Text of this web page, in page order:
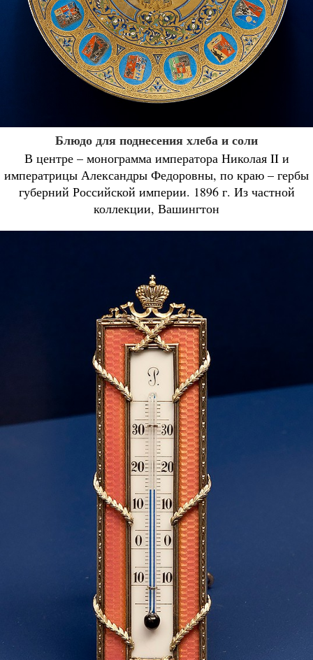
Блюдо для поднесения хлеба и соли
В центре – монограмма императора Николая II и
императрицы Александры Федоровны, по краю – гербы
губерний Российской империи. 1896 г. Из частной
коллекции, Вашингтон